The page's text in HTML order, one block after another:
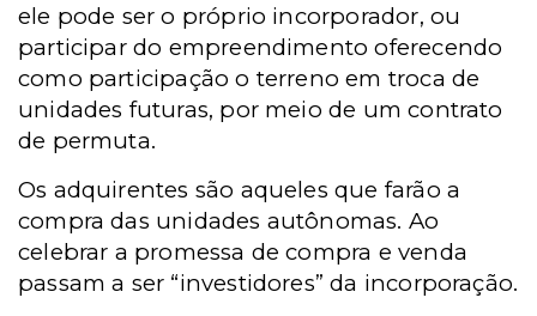
ele pode ser o próprio incorporador, ou
participar do empreendimento oferecendo
como participação o terreno em troca de
unidades futuras, por meio de um contrato
de permuta.
Os adquirentes são aqueles que farão a
compra das unidades autônomas. Ao
celebrar a promessa de compra e venda
passam a ser “investidores” da incorporação.